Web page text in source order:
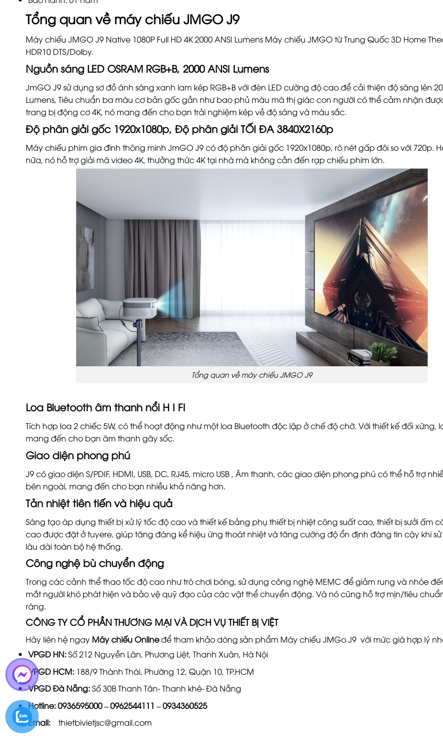
Tổng quan về máy chiếu JMGO J9
Máy chiếu JMGO J9 Native 1080P Full HD 4K 2000 ANSI Lumens Máy chiếu JMGO từ Trung Quốc 3D Home
HDR10 DTS/Dolby.
Nguồn sáng LED OSRAM RGB+B, 2000 ANSI Lumens
JmGO J9 sử dụng sơ đồ ánh sáng xanh lam kép RGB+B với đèn LED cường độ cao để cải thiện độ sáng lên
Lumens, Tiêu chuẩn ba màu cơ bản gốc gần như bao phủ màu mà thị giác con người có thể cảm nhận
trang bị động cơ 4K, nó mang đến cho bạn trải nghiệm kép về độ sáng và màu sắc.
Độ phân giải gốc 1920x1080p, Độ phân giải TỐI ĐA 3840X2160p
Máy chiếu phim gia đình thông minh JmGO J9 có độ phân giải gốc 1920x1080p, rõ nét gấp đôi so với 720p.
nữa, nó hỗ trợ giải mã video 4K, thưởng thức 4K tại nhà mà không cần đến rạp chiếu phim lớn.
Tổng quan về máy chiếu JMGO J9
Loa Bluetooth âm thanh nổi H I FI
Tích hợp loa 2 chiếc 5W, có thể hoạt động như một loa Bluetooth độc lập ở chế độ chờ. Với thiết kế đối xứng,
mang đến cho bạn âm thanh gây sốc.
Giao diện phong phú
J9 có giao diện S/PDIF, HDMI, USB, DC, RJ45, micro USB , Âm thanh, các giao diện phong phú có thể hỗ trợ
bên ngoài, mang đến cho bạn nhiều khả năng hơn.
Tản nhiệt tiên tiến và hiệu quả
Sáng tạo áp dụng thiết bị xử lý tốc độ cao và thiết kế bảng phụ thiết bị nhiệt công suất cao, thiết bị sưởi ấm
cao được đặt ở tuyere, giúp tăng đáng kể hiệu ứng thoát nhiệt và tăng cường độ ổn định đáng tin cậy khi
lâu dài toàn bộ hệ thống.
Công nghệ bù chuyển động
Trong các cảnh thể thao tốc độ cao như trò chơi bóng, sử dụng công nghệ MEMC để giảm rung và nhòe
mắt người khó phát hiện và bảo vệ quỹ đạo của các vật thể chuyển động. Và nó cũng hỗ trợ mịn/tiêu
ràng.
CÔNG TY CỔ PHẦN THƯƠNG MẠI VÀ DỊCH VỤ THIẾT BỊ VIỆT
Hãy liên hệ ngay Máy chiếu Onlineđể tham khảo dòng sản phẩm Máy chiếu JMGo J9 với mức giá hợp lý
VPGD HN:Số 212 Nguyễn Lân, Phương Liệt, Thanh Xuân, Hà Nội
VPGD HCM: 188/9 Thành Thái, Phường 12, Quận 10, TP.HCM
VPGD Đà Nẵng:Số 30B Thanh Tân- Thanh khê- Đà Nẵng
Hotline:0936595000–0962544111 –0934360525
Email:
thietbivietjsc@gmail.com